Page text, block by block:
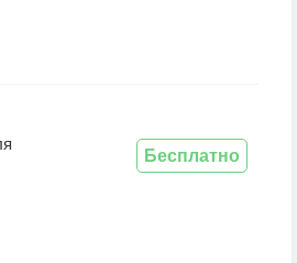
Бесплатно